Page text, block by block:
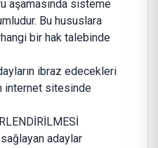
aşamasında sisteme
Bu hususlara
bir hak talebinde
ibraz edecekleri
internet sitesinde
adaylar